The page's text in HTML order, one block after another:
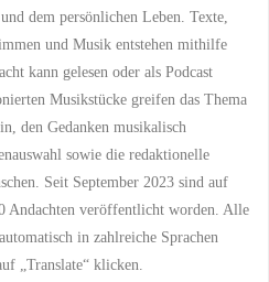
dem persönlichen Leben. Texte,
und Musik entstehen mithilfe
kann gelesen oder als Podcast
Musikstücke greifen das Thema
den Gedanken musikalisch
sowie die redaktionelle
Seit September 2023 sind auf
Andachten veröffentlicht worden. Alle
in zahlreiche Sprachen
„Translate“ klicken.